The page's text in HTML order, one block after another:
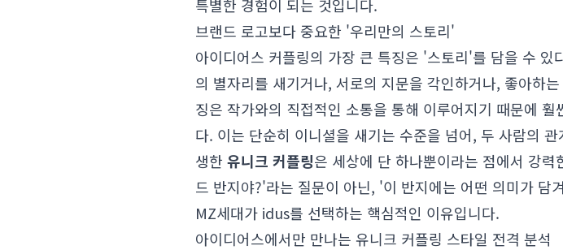
특별한 경험이 되는 것입니다.
브랜드 로고보다 중요한 '우리만의 스토리'
아이디어스 커플링의 가장 큰 특징은 '스토리'를 담을 수
의 별자리를 새기거나, 서로의 지문을 각인하거나, 좋아하
징은 작가와의 직접적인 소통을 통해 이루어지기 때문에
다. 이는 단순히 이니셜을 새기는 수준을 넘어, 두 사람의
생한 유니크 커플링은 세상에 단 하나뿐이라는 점에서 강
드 반지야?'라는 질문이 아닌, '이 반지에는 어떤 의미가
MZ세대가 idus를 선택하는 핵심적인 이유입니다.
아이디어스에서만 만나는 유니크 커플링 스타일 전격 분석